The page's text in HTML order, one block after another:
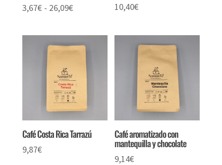
Valorado
con
3,67€ - 26,09€Rango
precios:
desde
3,67€
hasta
26,09€
10,40€
Café Costa Rica Tarrazú
9,87€
Café aromatizado con
mantequilla y chocolate
9,14€